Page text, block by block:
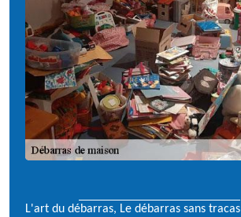
L'art du débarras, Le débarras sans tracas